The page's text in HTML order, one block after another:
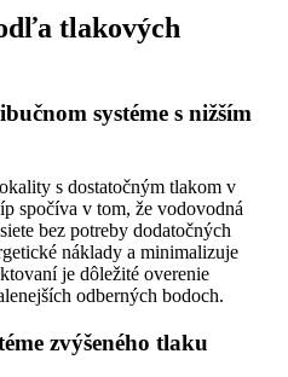
tlakových
systéme s nižším
s dostatočným tlakom v
spočíva v tom, že vodovodná
bez potreby dodatočných
náklady a minimalizuje
je dôležité overenie
odberných bodoch.
zvýšeného tlaku